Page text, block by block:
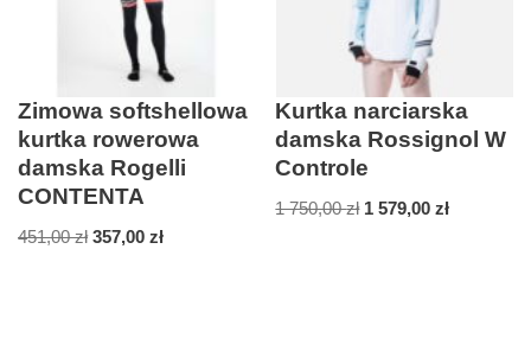
Zimowa softshellowa
kurtka rowerowa
damska Rogelli
CONTENTA
451,00zł 357,00 zł
Kurtka narciarska
damska Rossignol W
Controle
1 750,00zł 1 579,00zł